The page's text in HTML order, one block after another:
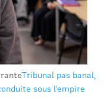
Tribunal pas banal,
sous l’empire